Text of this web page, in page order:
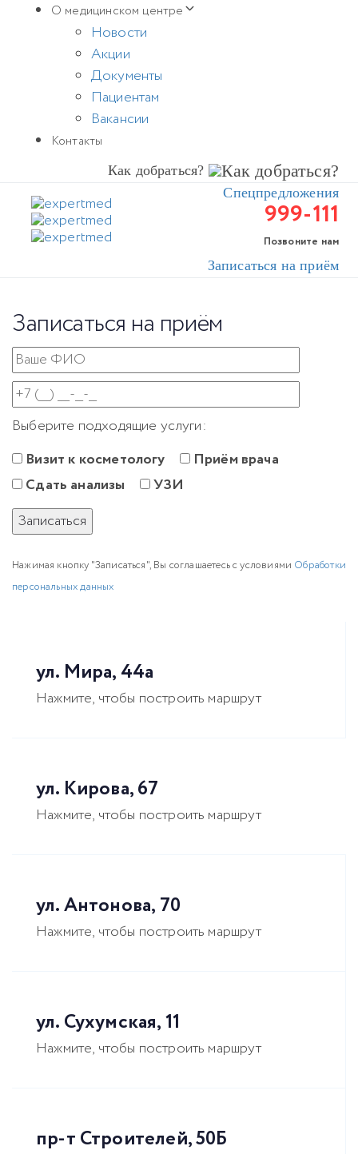
content
О медицинском центре
Новости
Акции
Документы
Пациентам
Вакансии
Контакты
Как добраться?
Спецпредложения
999-111
Позвоните нам
Записаться на приём
Записаться на приём
Выберите подходящие услуги:
Визит к косметологу
Приём врача
Сдать анализы
УЗИ
Нажимая кнопку "Записаться", Вы соглашаетесь с условиями Обработки
персональных данных
ул. Мира, 44а
Нажмите, чтобы построить маршрут
ул. Кирова, 67
Нажмите, чтобы построить маршрут
ул. Антонова, 70
Нажмите, чтобы построить маршрут
ул. Сухумская, 11
Нажмите, чтобы построить маршрут
пр-т Строителей, 50Б